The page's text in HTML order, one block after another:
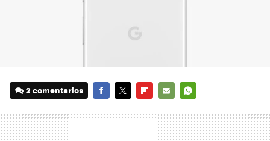
2 comentarios
MAIL